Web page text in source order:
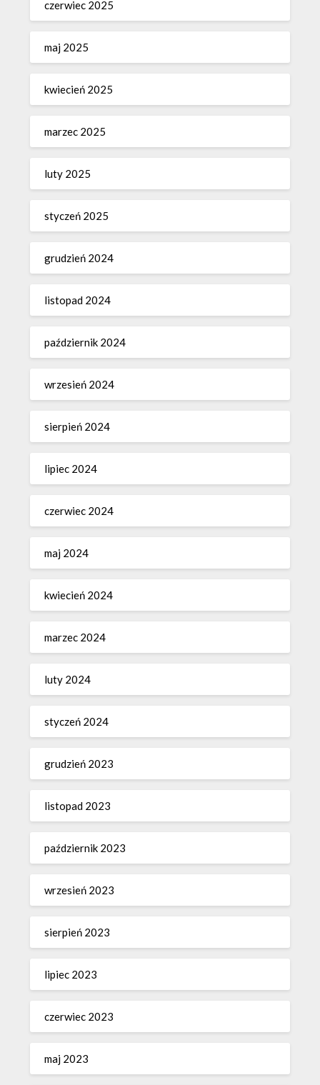
czerwiec 2025
maj 2025
kwiecień 2025
marzec 2025
luty 2025
styczeń 2025
grudzień 2024
listopad 2024
październik 2024
wrzesień 2024
sierpień 2024
lipiec 2024
czerwiec 2024
maj 2024
kwiecień 2024
marzec 2024
luty 2024
styczeń 2024
grudzień 2023
listopad 2023
październik 2023
wrzesień 2023
sierpień 2023
lipiec 2023
czerwiec 2023
maj 2023